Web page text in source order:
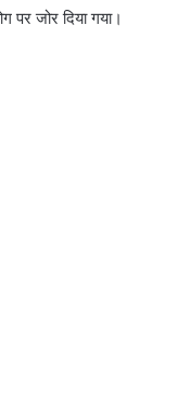
पर जोर दिया गया।